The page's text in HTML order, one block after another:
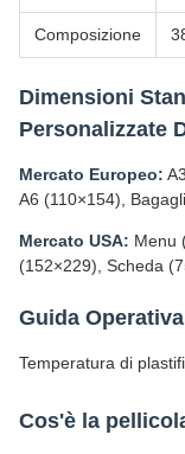
Composizione
Dimensioni
Personalizzate
Mercato Europeo:
A6 (110×154),
Mercato USA: Menu
(152×229), Scheda
Guida Operativa
Temperatura di
Cos'è la